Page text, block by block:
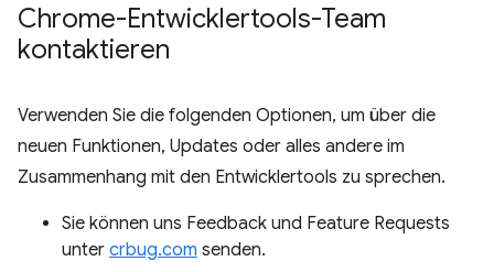
Chrome-Entwicklertools-Team
kontaktieren
Verwenden Sie die folgenden Optionen, um über die
neuen Funktionen, Updates oder alles andere im
Zusammenhang mit den Entwicklertools zu sprechen.
Sie können uns Feedback und Feature Requests
unter crbug.com senden.